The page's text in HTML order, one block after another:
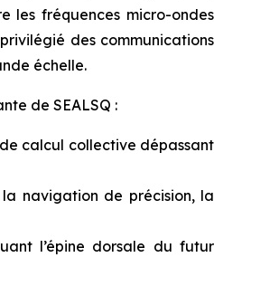
les fréquences micro-ondes
des communications
échelle.
de SEALSQ :
calcul collective dépassant
navigation de précision, la
l’épine dorsale du futur